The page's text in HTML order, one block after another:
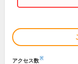
アクセス数※